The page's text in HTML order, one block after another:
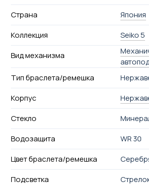
Страна
Япония
Коллекция
Seiko 5
Вид механизма
Тип браслета/ремешка
Корпус
Стекло
Водозащита
WR 30
Цвет браслета/ремешка
Подсветка